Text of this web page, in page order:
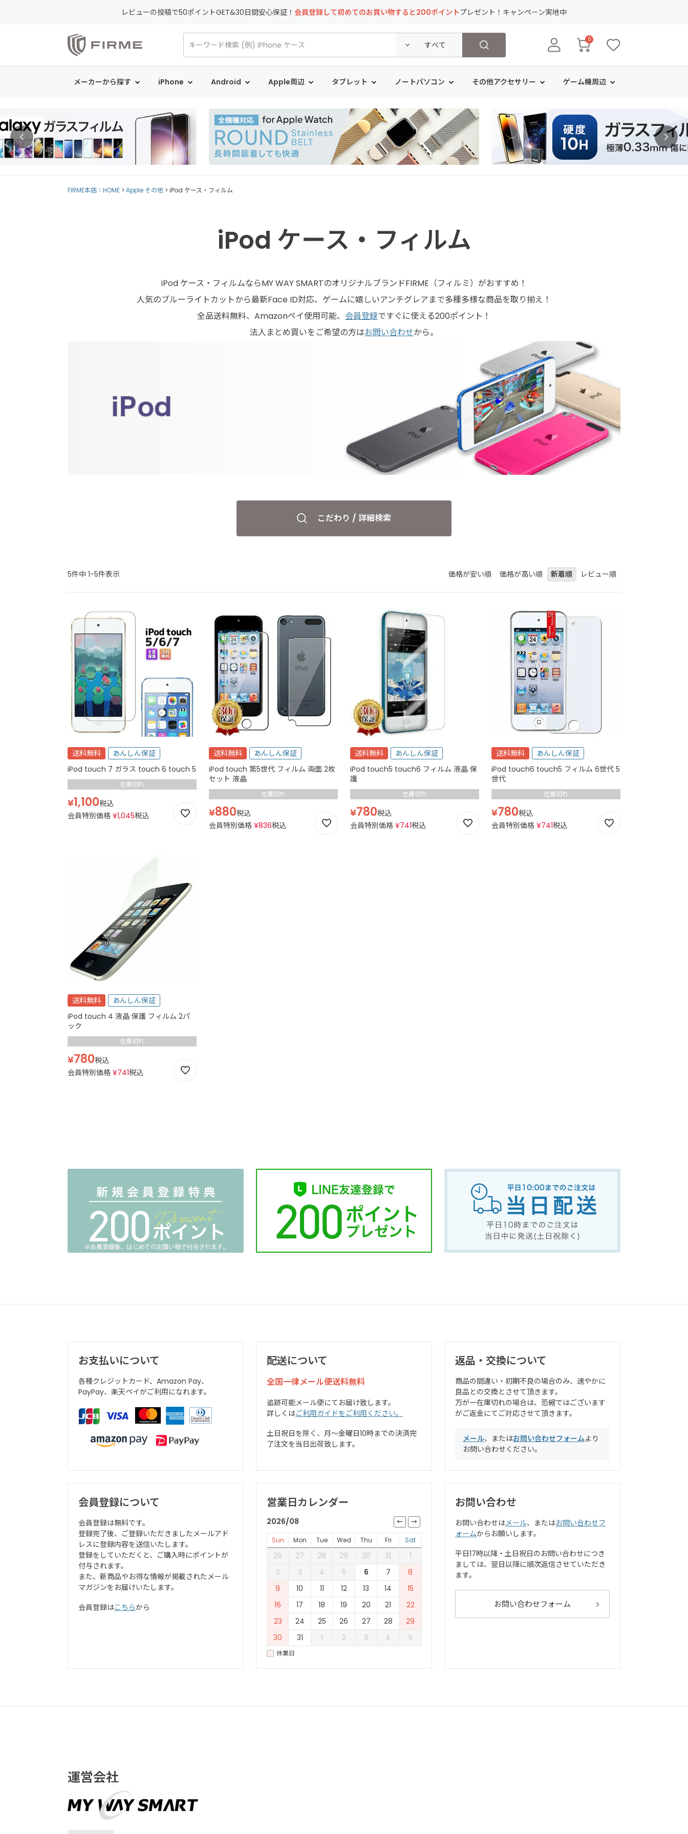
レビューの投稿で50ポイントGET&30日間安心保証！ 会員登録して初めてのお買い物すると200ポイントプレゼント！キャンペーン実地中
0
メーカーから探す iPhone Android Apple周辺 タブレット ノートパソコン その他アクセサリー ゲーム機周辺
FIRME本店：HOME Apple その他 iPod ケース・フィルム
iPod ケース・フィルム
iPod ケース・フィルムならMY WAY SMARTのオリジナルブランドFIRME（フィルミ）がおすすめ！
人気のブルーライトカットから最新Face ID対応、ゲームに嬉しいアンチグレアまで多種多様な商品を取り揃え！
全品送料無料、Amazonペイ使用可能、 会員登録ですぐに使える200ポイント！
法人まとめ買いをご希望の方はお問い合わせから。
こだわり / 詳細検索
価格が安い順 価格が高い順 新着順 レビュー順
5件中 1-5件表示
送料無料
あんしん保証
iPod touch 7 ガラス touch 6 touch 5
在庫切れ
¥1,100税込
会員特別価格 ¥1,045税込
送料無料
あんしん保証
iPod touch 第5世代 フィルム 両面 2枚
セット 液晶
在庫切れ
¥880税込
会員特別価格 ¥836税込
送料無料
あんしん保証
iPod touch5 touch6 フィルム 液晶 保
護
在庫切れ
¥780税込
会員特別価格 ¥741税込
送料無料
あんしん保証
iPod touch6 touch5 フィルム 6世代 5
世代
在庫切れ
¥780税込
会員特別価格 ¥741税込
送料無料
あんしん保証
iPod touch 4 液晶 保護 フィルム 2パ
ック
在庫切れ
¥780税込
会員特別価格 ¥741税込
お支払いについて
各種クレジットカード、Amazon Pay、
PayPay、楽天ペイがご利用になれます。
配送について
全国一律メール便送料無料
追跡可能メール便にてお届け致します。
詳しくはご利用ガイドをご利用ください。
土日祝日を除く、月～金曜日10時までの決済完
了注文を当日出荷致します。
返品・交換について
商品の間違い・初期不良の場合のみ、速やかに
良品との交換とさせて頂きます。
万が一在庫切れの場合は、恐縮ではございます
がご返金にてご対応させて頂きます。
メール、またはお問い合わせフォームより
お問い合わせください。
会員登録について
会員登録は無料です。
登録完了後、ご登録いただきましたメールアド
レスに登録内容を送信いたします。
登録をしていただくと、ご購入時にポイントが
付与されます。
また、新商品やお得な情報が掲載されたメール
マガジンをお届けいたします。
会員登録はこちらから
営業日カレンダー
2026/08
Sun Mon Tue Wed Thu Fri Sat
26 27 28 29 30 31
1
2
3 4 5 6 7
8
9
10 11 12 13 14
15
16
17 18 19 20 21
22
23
24 25 26 27 28
29
30
31 1 2 3 4 5
休業日
お問い合わせ
お問い合わせはメール、またはお問い合わせフ
ォームからお願いします。
平日17時以降・土日祝日のお問い合わせにつき
ましては、翌日以降に順次返信させていただき
ます。
お問い合わせフォーム
運営会社